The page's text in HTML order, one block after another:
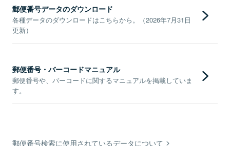
郵便番号データのダウンロード
各種データのダウンロードはこちらから。（2026年7月31日
更新）
郵便番号・バーコードマニュアル
郵便番号や、バーコードに関するマニュアルを掲載していま
す。
郵便番号検索に使用されているデータについて